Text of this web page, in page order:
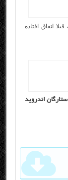
اتفاق افتاده